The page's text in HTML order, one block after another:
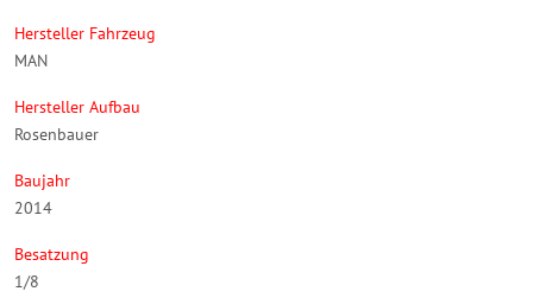
Hersteller Fahrzeug
MAN
Hersteller Aufbau
Rosenbauer
Baujahr
2014
Besatzung
1/8